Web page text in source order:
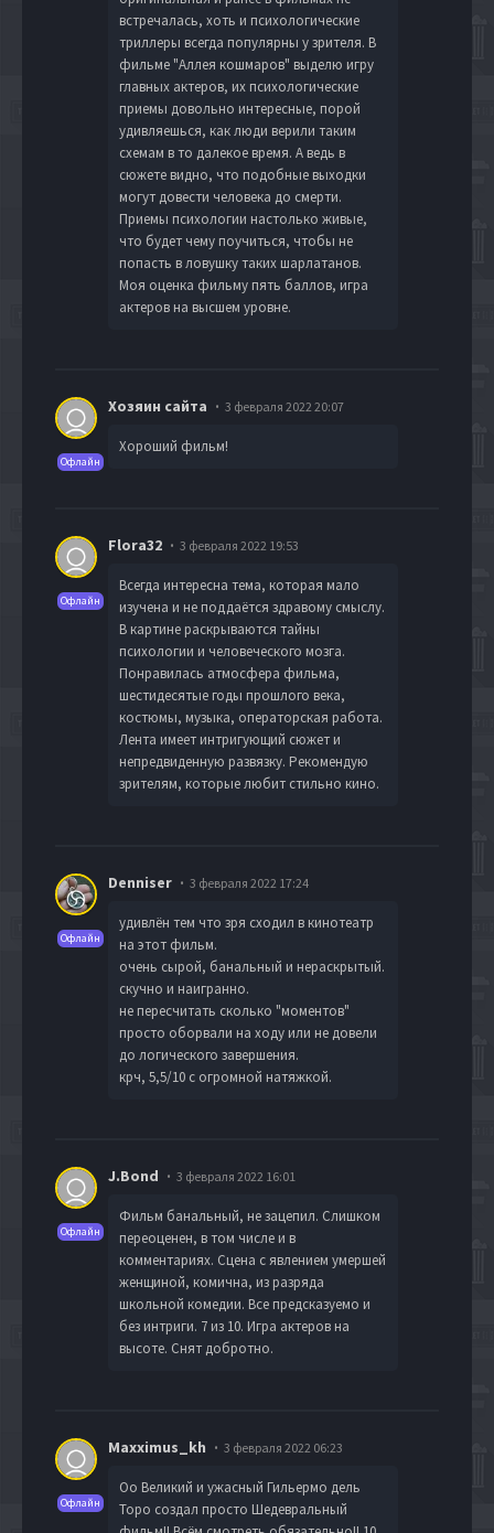
встречалась, хоть и психологические
триллеры всегда популярны у зрителя. В
фильме "Аллея кошмаров" выделю игру
главных актеров, их психологические
приемы довольно интересные, порой
удивляешься, как люди верили таким
схемам в то далекое время. А ведь в
сюжете видно, что подобные выходки
могут довести человека до смерти.
Приемы психологии настолько живые,
что будет чему поучиться, чтобы не
попасть в ловушку таких шарлатанов.
Моя оценка фильму пять баллов, игра
актеров на высшем уровне.
Офлайн
Хозяин сайта 3 февраля 2022 20:07
Хороший фильм!
Офлайн
Flora32 3 февраля 2022 19:53
Всегда интересна тема, которая мало
изучена и не поддаётся здравому смыслу.
В картине раскрываются тайны
психологии и человеческого мозга.
Понравилась атмосфера фильма,
шестидесятые годы прошлого века,
костюмы, музыка, операторская работа.
Лента имеет интригующий сюжет и
непредвиденную развязку. Рекомендую
зрителям, которые любит стильно кино.
Офлайн
Denniser 3 февраля 2022 17:24
удивлён тем что зря сходил в кинотеатр
на этот фильм.
очень сырой, банальный и нераскрытый.
скучно и наигранно.
не пересчитать сколько "моментов"
просто оборвали на ходу или не довели
до логического завершения.
крч, 5,5/10 с огромной натяжкой.
Офлайн
J.Bond 3 февраля 2022 16:01
Фильм банальный, не зацепил. Слишком
переоценен, в том числе и в
комментариях. Сцена с явлением умершей
женщиной, комична, из разряда
школьной комедии. Все предсказуемо и
без интриги. 7 из 10. Игра актеров на
высоте. Снят добротно.
Офлайн
Maxximus_kh 3 февраля 2022 06:23
Оо Великий и ужасный Гильермо дель
Торо создал просто Шедевральный